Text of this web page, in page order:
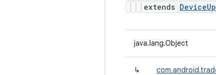
extends
java.lang.Object
↳